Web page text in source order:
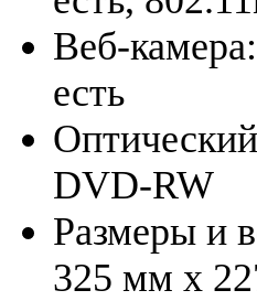
Веб-камера:
есть
DVD-RW
Размеры и
325 мм x